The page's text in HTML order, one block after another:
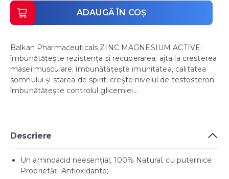
Balkan Pharmaceuticals ZINC MAGNESIUM ACTIVE:
îmbunătățește rezistența și recuperarea; ajta la cresterea
masei musculare; îmbunătățește imunitatea, calitatea
somnului și starea de spirit; crește nivelul de testosteron;
îmbunătățește controlul glicemiei…
ADAUGĂ ÎN COȘ
Descriere
Un aminoacid neesențial, 100% Natural, cu puternice
Proprietăți Antioxidante;